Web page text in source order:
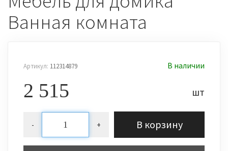
Ванная комната
Артикул: 112314879 В наличии
2 515 шт
- + В корзину